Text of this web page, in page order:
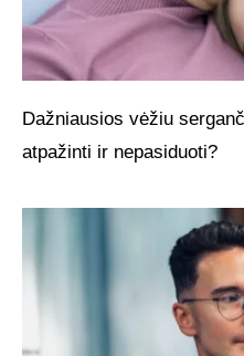
Dažniausios vėžiu
atpažinti ir nepasiduoti?